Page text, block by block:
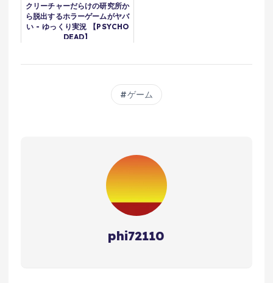
クリーチャーだらけの研究所か
ら脱出するホラーゲームがヤバ
い - ゆっくり実況 【PSYCHO
DEAD】
ゲーム
phi72110